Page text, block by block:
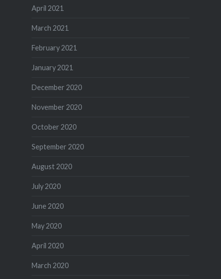
April 2021
March 2021
February 2021
January 2021
December 2020
November 2020
October 2020
September 2020
August 2020
July 2020
June 2020
May 2020
April 2020
March 2020